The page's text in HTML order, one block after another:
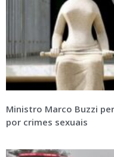
Ministro Marco Buzzi
por crimes sexuais